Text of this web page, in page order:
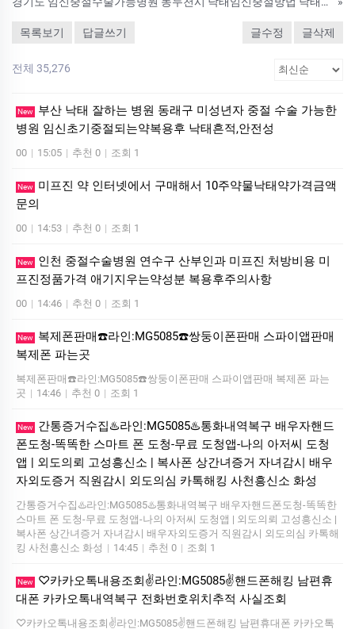
목록보기 답글쓰기 글수정 글삭제
전체 35,276
New
부산 낙태 잘하는 병원 동래구 미성년자 중절 수술 가능한
병원 임신초기중절되는약복용후 낙태흔적,안전성
00 | 15:05 | 추천 0 | 조회 1
New
미프진 약 인터넷에서 구매해서 10주약물낙태약가격금액
문의
00 | 14:53 | 추천 0 | 조회 1
New
인천 중절수술병원 연수구 산부인과 미프진 처방비용 미
프진정품가격 애기지우는약성분 복용후주의사항
00 | 14:46 | 추천 0 | 조회 1
New
복제폰판매☎️라인:MG5085☎️쌍둥이폰판매 스파이앱판매
복제폰 파는곳
복제폰판매☎️라인:MG5085☎️쌍둥이폰판매 스파이앱판매 복제폰 파는
곳 | 14:46 | 추천 0 | 조회 1
New
간통증거수집♨️라인:MG5085♨️통화내역복구 배우자핸드
폰도청-똑똑한 스마트 폰 도청-무료 도청앱-나의 아저씨 도청
앱 | 외도의뢰 고성흥신소 | 복사폰 상간녀증거 자녀감시 배우
자외도증거 직원감시 외도의심 카톡해킹 사천흥신소 화성
간통증거수집♨️라인:MG5085♨️통화내역복구 배우자핸드폰도청-똑똑한
스마트 폰 도청-무료 도청앱-나의 아저씨 도청앱 | 외도의뢰 고성흥신소 |
복사폰 상간녀증거 자녀감시 배우자외도증거 직원감시 외도의심 카톡해
킹 사천흥신소 화성 | 14:45 | 추천 0 | 조회 1
New
♡카카오톡내용조회✌️라인:MG5085✌️핸드폰해킹 남편휴
대폰 카카오톡내역복구 전화번호위치추적 사실조회
♡카카오톡내용조회✌️라인:MG5085✌️핸드폰해킹 남편휴대폰 카카오톡